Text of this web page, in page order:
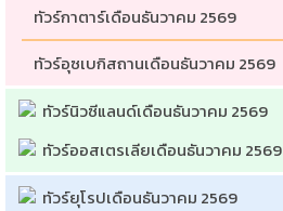
ทัวร์กาตาร์เดือนธันวาคม 2569
ทัวร์อุซเบกิสถานเดือนธันวาคม 2569
ทัวร์นิวซีแลนด์เดือนธันวาคม 2569
ทัวร์ออสเตรเลียเดือนธันวาคม 2569
ทัวร์ยุโรปเดือนธันวาคม 2569